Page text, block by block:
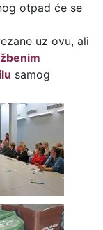
otpad će se
uz ovu, ali
samog